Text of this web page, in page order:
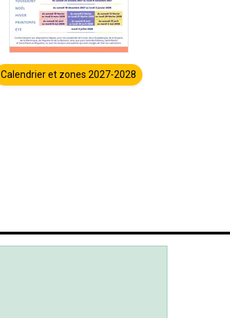
Calendrier et zones 2027-2028